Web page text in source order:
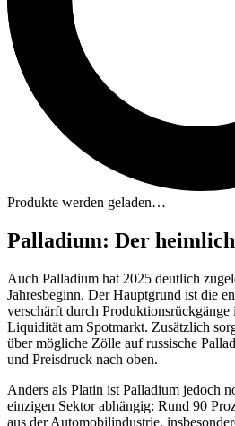
Produkte werden geladen…
Palladium: Der
Auch Palladium hat 2025 deutlich
Jahresbeginn. Der Hauptgrund ist die
verschärft durch
Liquidität am Spotmarkt. Zusätzlich
über mögliche Zölle auf russische
und Preisdruck nach oben.
Anders als Platin ist Palladium jedoch
einzigen Sektor abhängig: Rund 90
aus der Automobilindustrie,